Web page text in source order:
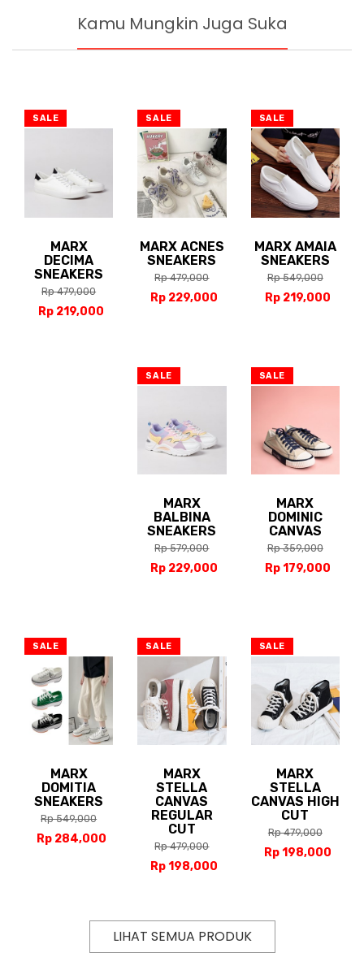
Kamu Mungkin Juga Suka
SALE
MARX
DECIMA
SNEAKERS
Rp 479,000
Rp 219,000
SALE
MARX ACNES
SNEAKERS
Rp 479,000
Rp 229,000
SALE
MARX AMAIA
SNEAKERS
Rp 549,000
Rp 219,000
SALE
MARX
BALBINA
SNEAKERS
Rp 579,000
Rp 229,000
SALE
MARX
DOMINIC
CANVAS
Rp 359,000
Rp 179,000
SALE
MARX
DOMITIA
SNEAKERS
Rp 549,000
Rp 284,000
SALE
MARX
STELLA
CANVAS
REGULAR
CUT
Rp 479,000
Rp 198,000
SALE
MARX
STELLA
CANVAS HIGH
CUT
Rp 479,000
Rp 198,000
LIHAT SEMUA PRODUK